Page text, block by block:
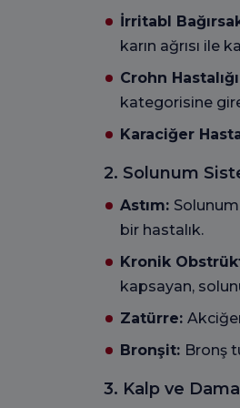
İrritabl
karın ağrısı ile
Crohn
kategorisine
Karaciğer
2. Solunum
Astım:
bir hastalık.
Kronik
kapsayan,
Zatürre:
Bronşit: Bronş
3. Kalp ve